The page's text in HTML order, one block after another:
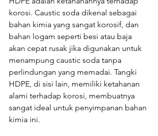
korosi. Caustic soda dikenal sebagai
bahan kimia yang sangat korosif, dan
bahan logam seperti besi atau baja
akan cepat rusak jika digunakan untuk
menampung caustic soda tanpa
perlindungan yang memadai. Tangki
HDPE, di sisi lain, memiliki ketahanan
alami terhadap korosi, membuatnya
sangat ideal untuk penyimpanan bahan
kimia ini.